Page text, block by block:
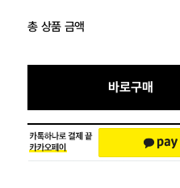
총 상품 금액
바로구매